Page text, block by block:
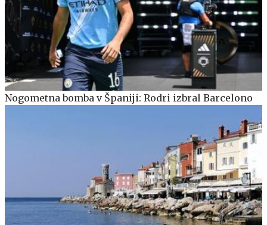
Nogometna bomba v Španiji: Rodri izbral Barcelono